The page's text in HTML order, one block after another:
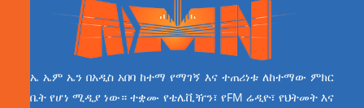
ኤ ኤም ኤን በአዲስ አበባ ከተማ የማገኝ እና ተጠሪነቱ ለከተማው ምክር
ቤት የሆነ ሚዲያ ነው። ተቋሙ የቴሌቪዥን፣ የFM ሬዲዮ፣ የህትመት እና